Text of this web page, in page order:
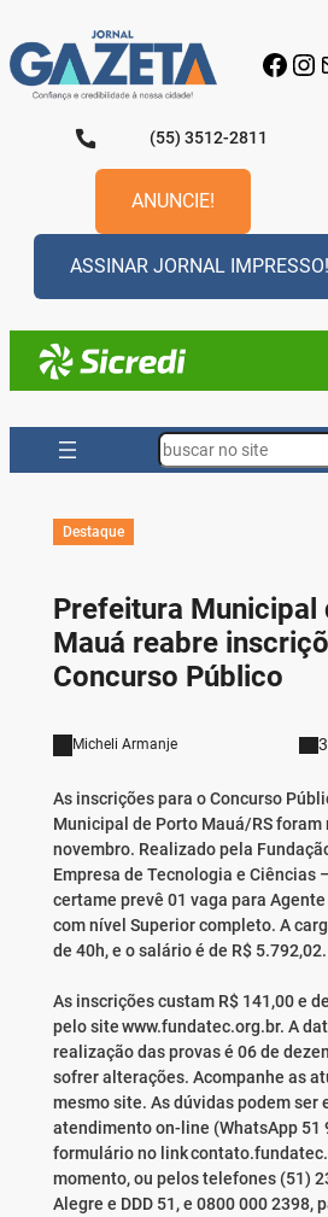
para
o
conteúdo
(55) 3512-2811
ANUNCIE!
ASSINAR JORNAL IMPRESSO!
Search
Destaque
Prefeitura Municipal
Mauá reabre
Concurso Público
Micheli Armanje
As inscrições para o Concurso
Municipal de Porto Mauá/RS foram
novembro. Realizado pela
Empresa de Tecnologia e Ciências
certame prevê 01 vaga para
com nível Superior completo. A
de 40h, e o salário é de R$ 5.792,02.
As inscrições custam R$ 141,00 e
pelo site www.fundatec.org.br. A
realização das provas é 06 de
sofrer alterações. Acompanhe as
mesmo site. As dúvidas podem ser
atendimento on-line (WhatsApp 51
formulário no link
momento, ou pelos telefones (51)
Alegre e DDD 51, e 0800 000 2398,